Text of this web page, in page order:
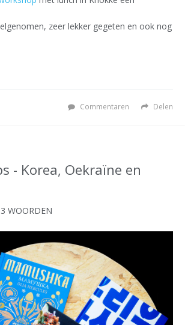
zeer lekker gegeten en ook nog
Delen
Commentaren
- Korea, Oekraïne en
WOORDEN